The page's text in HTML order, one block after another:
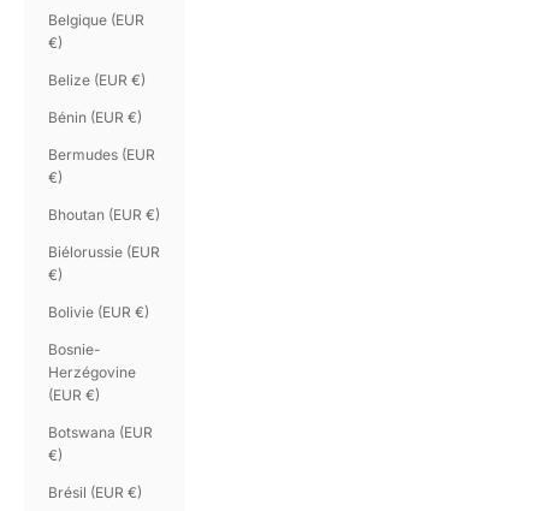
Belgique (EUR
€)
Belize (EUR €)
Bénin (EUR €)
Bermudes (EUR
€)
Bhoutan (EUR €)
Biélorussie (EUR
€)
Bolivie (EUR €)
Bosnie-
Herzégovine
(EUR €)
Botswana (EUR
€)
Brésil (EUR €)